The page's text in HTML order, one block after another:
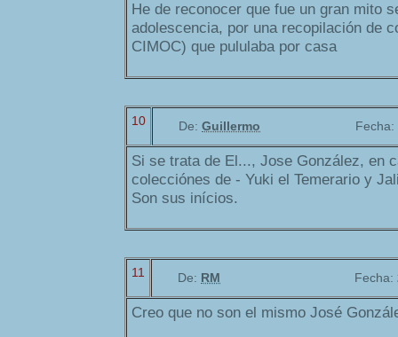
He de reconocer que fue un gran mito
adolescencia, por una recopilación de
CIMOC) que pululaba por casa
10 De: Guillermo Fecha:
Si se trata de El..., Jose González, en
colecciónes de - Yuki el Temerario y
Son sus inícios.
11 De: RM Fecha:
Creo que no son el mismo José